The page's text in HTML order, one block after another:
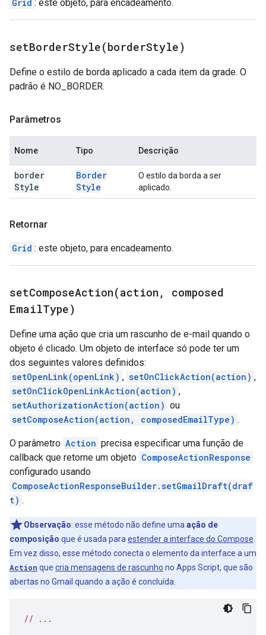
Grid : este objeto, para encadeamento.
setBorderStyle(borderStyle)
Define o estilo de borda aplicado a cada item da grade. O
padrão é NO_BORDER.
Parâmetros
Nome Tipo Descrição
border
Style
Border
Style
O estilo da borda a ser
aplicado.
Retornar
Grid : este objeto, para encadeamento.
setComposeAction(action ,
composed
EmailType)
Define uma ação que cria um rascunho de e-mail quando o
objeto é clicado. Um objeto de interface só pode ter um
dos seguintes valores definidos:
setOpenLink(openLink) , setOnClickAction(action) ,
setOnClickOpenLinkAction(action) ,
setAuthorizationAction(action) ou
setComposeAction(action, composedEmailType) .
O parâmetro Action precisa especificar uma função de
callback que retorne um objeto ComposeActionResponse
configurado usando
ComposeActionResponseBuilder.setGmailDraft(draf
t) .
Observação: esse método não define uma ação de
composição que é usada para estender a interface do Compose
Em vez disso, esse método conecta o elemento da interface a um
Action que cria mensagens de rascunho no Apps Script, que são
abertas no Gmail quando a ação é concluída.
// ...